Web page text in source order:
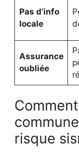
Pas d’info
locale
Assurance
oubliée
risque